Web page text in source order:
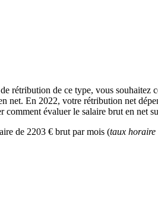
rétribution de ce type, vous
En 2022, votre rétribution net
évaluer le salaire brut en net
de 2203 € brut par mois (taux horaire